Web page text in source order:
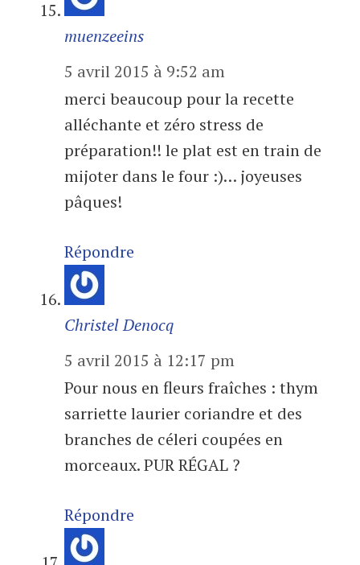
muenzeeins
5 avril 2015 à 9:52 am
merci beaucoup pour la recette
alléchante et zéro stress de
préparation!! le plat est en train de
mijoter dans le four :)… joyeuses
pâques!
Répondre
Christel Denocq
5 avril 2015 à 12:17 pm
Pour nous en fleurs fraîches : thym
sarriette laurier coriandre et des
branches de céleri coupées en
morceaux. PUR RÉGAL ?
Répondre